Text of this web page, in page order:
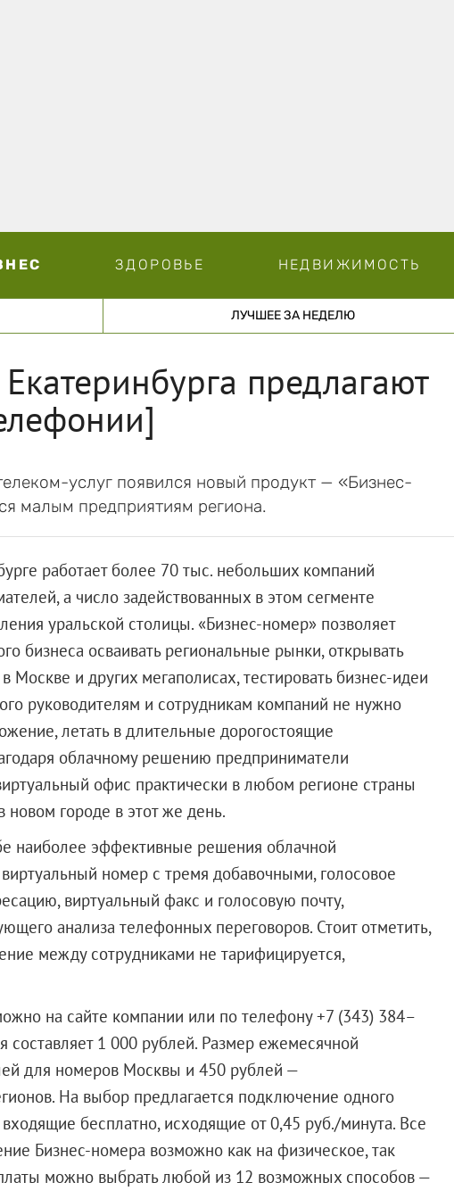
ЗДОРОВЬЕ НЕДВИЖИМОСТЬ
ЛУЧШЕЕ ЗА НЕДЕЛЮ
предлагают
услуг появился новый продукт — «Бизнес-
малым предприятиям региона.
работает более 70 тыс. небольших компаний
а число задействованных в этом сегменте
уральской столицы. «Бизнес-номер» позволяет
бизнеса осваивать региональные рынки, открывать
Москве и других мегаполисах, тестировать бизнес-идеи
руководителям и сотрудникам компаний не нужно
летать в длительные дорогостоящие
облачному решению предприниматели
офис практически в любом регионе страны
новом городе в этот же день.
наиболее эффективные решения облачной
номер с тремя добавочными, голосовое
виртуальный факс и голосовую почту,
анализа телефонных переговоров. Стоит отметить,
между сотрудниками не тарифицируется,
на сайте компании или по телефону +7 (343) 384–
составляет 1 000 рублей. Размер ежемесячной
для номеров Москвы и 450 рублей —
На выбор предлагается подключение одного
бесплатно, исходящие от 0,45 руб./минута. Все
Бизнес-номера возможно как на физическое, так
можно выбрать любой из 12 возможных способов —